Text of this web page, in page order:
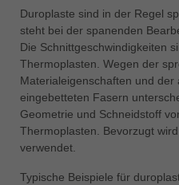
Duroplaste sind in der Regel
steht bei der spanenden
Die Schnittgeschwindigkeiten
Thermoplasten. Wegen der
Materialeigenschaften und
eingebetteten Fasern
Geometrie und Schneidstoff
Thermoplasten. Bevorzugt
verwendet.
Typische Beispiele für